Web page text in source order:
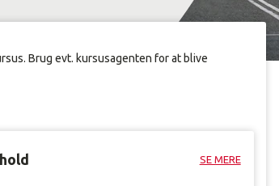
Brug evt. kursusagenten for at blive
SE MERE